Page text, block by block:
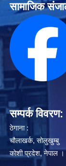
सामाजिक
सम्पर्क विवरण:
ठेगाना :
चौलाखर्क, सोलुखुम्बु
काेशी प्रदेश, नेपाल ।